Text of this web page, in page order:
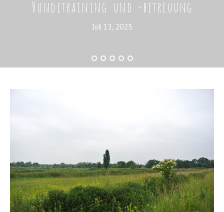
Hundetraining und -betreuung
Juli 13, 2025